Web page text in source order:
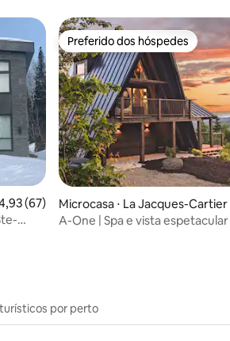
de uma avaliação média de 5, 67
(67)
Preferido dos hóspedes
Preferido dos hóspedes
Microcasa ⋅ La Jacques-Cartier
gional County Municipality
A-One | Spa e vista espetacular
por perto